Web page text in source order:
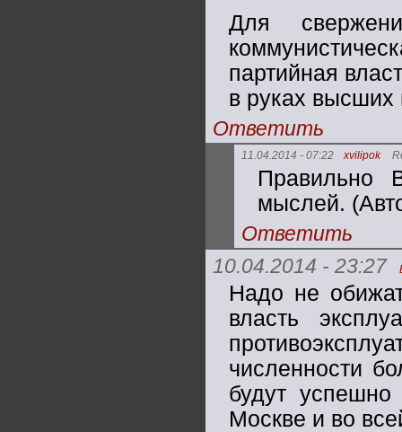
Для
партийная
в руках высших
Ответить
11.04.2014 - 07:22 xvilipok
Правильно
мыслей.
Ответить
10.04.2014 - 23:27
Надо не
власть
численности
будут
Москве и во